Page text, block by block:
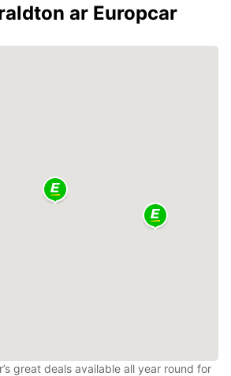
ar Europcar
great deals available all year round for